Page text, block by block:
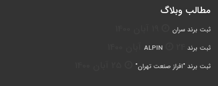
مطالب وبلاگ
ثبت برند سران
ثبت برند ALPIN
ثبت برند "افراز صنعت تهران"